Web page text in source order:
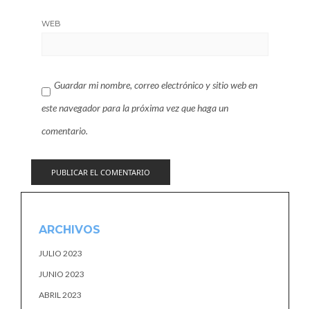
WEB
Guardar mi nombre, correo electrónico y sitio web en
este navegador para la próxima vez que haga un
comentario.
ARCHIVOS
JULIO 2023
JUNIO 2023
ABRIL 2023